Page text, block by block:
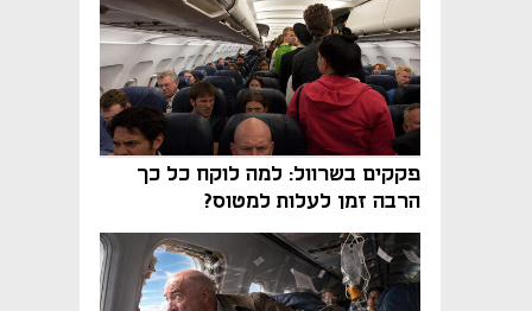
פקקים בשרוול: למה לוקח כל כך
הרבה זמן לעלות למטוס?